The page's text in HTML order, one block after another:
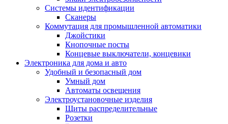
Системы идентификации
Сканеры
Коммутация для промышленной автоматики
Джойстики
Кнопочные посты
Концевые выключатели, концевики
Электроника для дома и авто
Удобный и безопасный дом
Умный дом
Автоматы освещения
Электроустановочные изделия
Щиты распределительные
Розетки